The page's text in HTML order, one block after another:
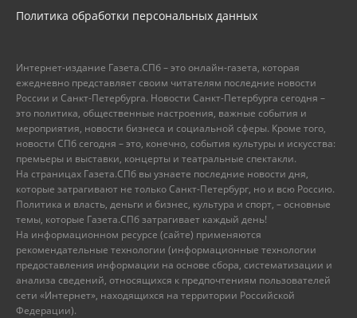
Политика обработки персональных данных
Интернет-издание Газета.СПб – это онлайн-газета, которая
ежедневно представляет своим читателям последние новости
России и Санкт-Петербурга. Новости Санкт-Петербурга сегодня –
это политика, общественные настроения, важные события и
мероприятия, новости бизнеса и социальной сферы. Кроме того,
новости СПб сегодня – это, конечно, события культуры и искусства:
премьеры и выставки, концерты и театральные спектакли.
На страницах Газета.СПб вы узнаете последние новости дня,
которые затрагивают не только Санкт-Петербург, но и всю Россию.
Политика и власть, деньги и бизнес, культура и спорт, – основные
темы, которые Газета.СПб затрагивает каждый день!
На информационном ресурсе (сайте) применяются
рекомендательные технологии (информационные технологии
предоставления информации на основе сбора, систематизации и
анализа сведений, относящихся к предпочтениям пользователей
сети «Интернет», находящихся на территории Российской
Федерации).